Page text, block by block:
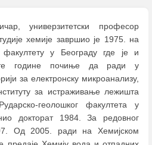
универзитетски професор
хемије завршио је 1975. на
факултету у Београду где је и
године почиње да ради у
за електронску микроанализу,
за истраживање лежишта
геолошког факултета у
докторат 1984. За редовног
Од 2005. ради на Хемијском